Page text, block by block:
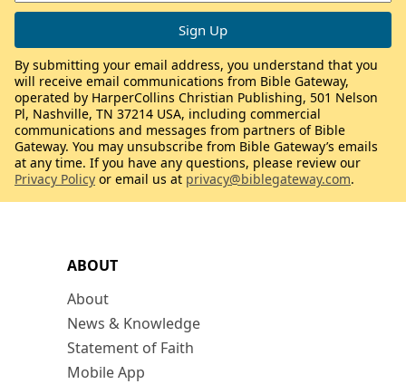
ABOUT
About
News & Knowledge
Statement of Faith
Mobile App
By submitting your email address, you understand that you
will receive email communications from Bible Gateway,
operated by HarperCollins Christian Publishing, 501 Nelson
Pl, Nashville, TN 37214 USA, including commercial
communications and messages from partners of Bible
Gateway. You may unsubscribe from Bible Gateway’s emails
at any time. If you have any questions, please review our
Privacy Policy or email us at privacy@biblegateway.com.